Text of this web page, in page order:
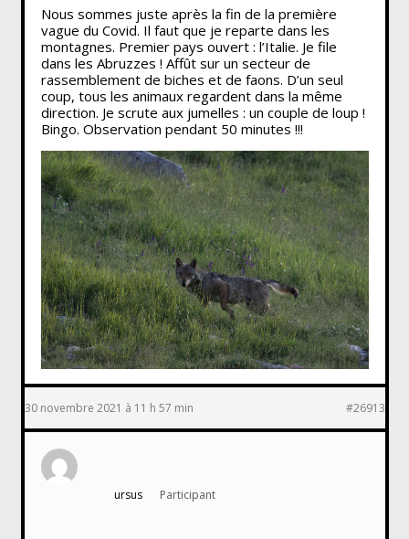
Nous sommes juste après la fin de la première
vague du Covid. Il faut que je reparte dans les
montagnes. Premier pays ouvert : l’Italie. Je file
dans les Abruzzes ! Affût sur un secteur de
rassemblement de biches et de faons. D’un seul
coup, tous les animaux regardent dans la même
direction. Je scrute aux jumelles : un couple de loup !
Bingo. Observation pendant 50 minutes !!!
30 novembre 2021 à 11 h 57 min #26913
ursus Participant